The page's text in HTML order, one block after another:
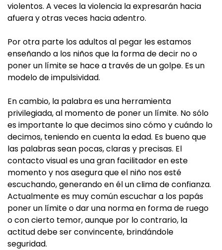
violentos. A veces la violencia la expresarán hacia
afuera y otras veces hacia adentro.
Por otra parte los adultos al pegar les estamos
enseñando a los niños que la forma de decir no o
poner un límite se hace a través de un golpe. Es un
modelo de impulsividad.
En cambio, la palabra es una herramienta
privilegiada, al momento de poner un límite. No sólo
es importante lo que decimos sino cómo y cuándo lo
decimos, teniendo en cuenta la edad. Es bueno que
las palabras sean pocas, claras y precisas. El
contacto visual es una gran facilitador en este
momento y nos asegura que el niño nos esté
escuchando, generando en él un clima de confianza.
Actualmente es muy común escuchar a los papás
poner un límite o dar una norma en forma de ruego
o con cierto temor, aunque por lo contrario, la
actitud debe ser convincente, brindándole
seguridad.